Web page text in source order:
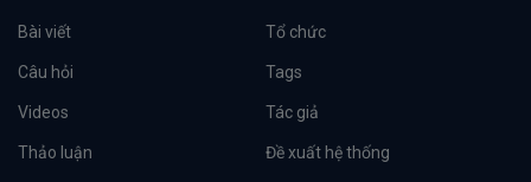
Bài viết Tổ chức
Câu hỏi Tags
Videos Tác giả
Thảo luận Đề xuất hệ thống